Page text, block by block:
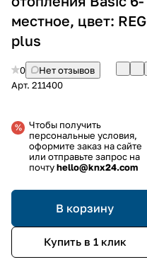
местное, цвет: REG
plus
0
Нет отзывов
Арт. 211400
Чтобы получить
персональные условия,
оформите заказ на сайте
или отправьте запрос на
почтуhello@knx24.com
В корзину
Купить в 1 клик